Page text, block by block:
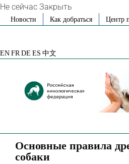
Не сейчас Закрыть
SkipНовости Как добраться Центр
EN FR DE ES 中文
Основные правила
собаки